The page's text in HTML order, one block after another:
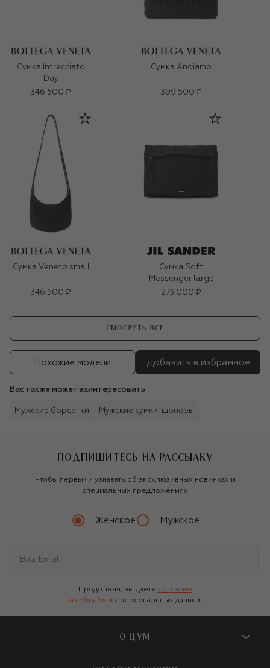
Сумка Intrecciato
Day
346 500 ₽
Сумка Andiamo
399 500 ₽
Сумка Veneto small
346 500 ₽
Сумка Soft
Messenger large
273 000 ₽
СМОТРЕТЬ ВСЕ
Похожие модели Добавить в избранное
Вас также может заинтересовать
Мужские борсетки Мужские сумки-шоперы
ПОДПИШИТЕСЬ НА РАССЫЛКУ
Чтобы первыми узнавать об эксклюзивных новинках и
специальных предложениях
Женское Мужское
Продолжая, вы даете согласие
на обработку персональных данных
О ЦУМ
О магазине